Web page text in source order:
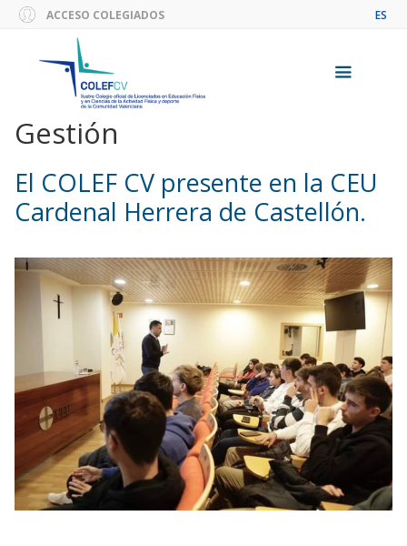
Saltar
contenido
ACCESO COLEGIADOS ES
Gestión
El COLEF CV presente en la CEU
Cardenal Herrera de Castellón.